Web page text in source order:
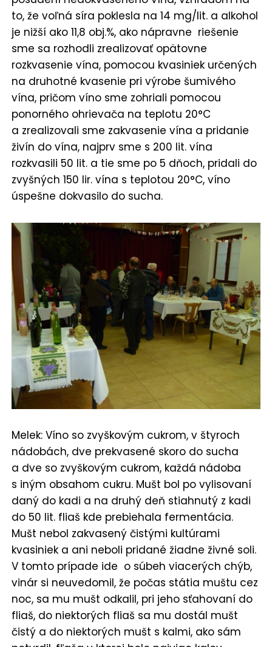
to, že voľná síra poklesla na 14 mg/lit. a alkohol
je nižší ako 11,8 obj.%, ako nápravne riešenie
sme sa rozhodli zrealizovať opätovne
rozkvasenie vína, pomocou kvasiniek určených
na druhotné kvasenie pri výrobe šumivého
vína, pričom víno sme zohriali pomocou
ponorného ohrievača na teplotu 20°C
a zrealizovali sme zakvasenie vína a pridanie
živín do vína, najprv sme s 200 lit. vína
rozkvasili 50 lit. a tie sme po 5 dňoch, pridali do
zvyšných 150 lir. vína s teplotou 20°C, víno
úspešne dokvasilo do sucha.
Melek: Víno so zvyškovým cukrom, v štyroch
nádobách, dve prekvasené skoro do sucha
a dve so zvyškovým cukrom, každá nádoba
s iným obsahom cukru. Mušt bol po vylisovaní
daný do kadi a na druhý deň stiahnutý z kadi
do 50 lit. fliaš kde prebiehala fermentácia.
Mušt nebol zakvasený čistými kultúrami
kvasiniek a ani neboli pridané žiadne živné soli.
V tomto prípade ide o súbeh viacerých chýb,
vinár si neuvedomil, že počas státia muštu cez
noc, sa mu mušt odkalil, pri jeho sťahovaní do
fliaš, do niektorých fliaš sa mu dostál mušt
čistý a do niektorých mušt s kalmi, ako sám